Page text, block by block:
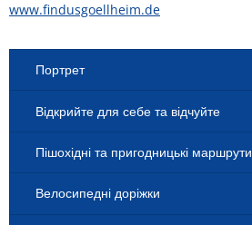
www.findusgoellheim.de
Портрет
Відкрийте для себе та відчуйте
Пішохідні та пригодницькі маршрути
Велосипедні доріжки